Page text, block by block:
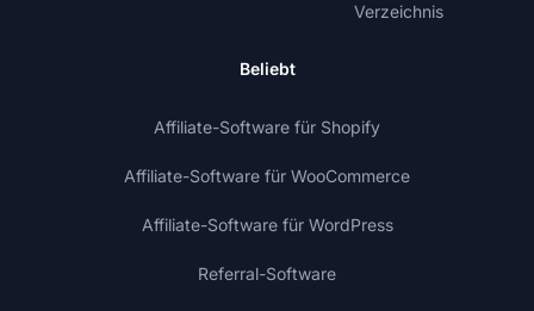
Verzeichnis
Beliebt
Affiliate-Software für Shopify
Affiliate-Software für WooCommerce
Affiliate-Software für WordPress
Referral-Software